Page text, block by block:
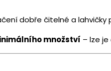
dobře čitelné a
množství – lze